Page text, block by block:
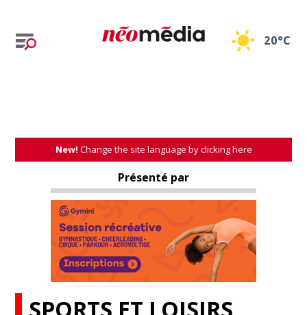
20°C
New! Change the site language by clicking here
Présenté par